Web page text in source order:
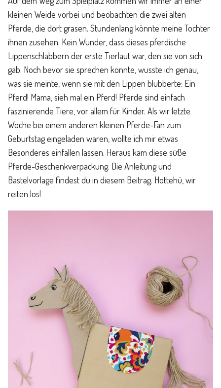
Familienleben
Über
kleinen Weide vorbei und beobachten die zwei alten
Pferde, die dort grasen. Stundenlang könnte meine Tochter
ihnen zusehen. Kein Wunder, dass dieses pferdische
Lippenschlabbern der erste Tierlaut war, den sie von sich
gab. Noch bevor sie sprechen konnte, wusste ich genau,
was sie meinte, wenn sie mit den Lippen blubberte: Ein
Pferd! Mama, sieh mal ein Pferd! Pferde sind einfach
faszinierende Tiere, vor allem für Kinder. Als wir letzte
Woche bei einem anderen kleinen Pferde-Fan zum
Geburtstag eingeladen waren, wollte ich mir etwas
Besonderes einfallen lassen. Heraus kam diese süße
Pferde-Geschenkverpackung. Die Anleitung und
Bastelvorlage findest du in diesem Beitrag. Hottehü, wir
reiten los!